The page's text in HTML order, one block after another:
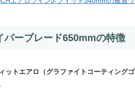
パーブレード650mmの特徴
ットエアロ（グラファイトコーティングゴ